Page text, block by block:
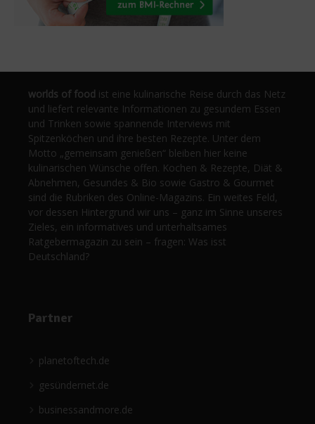
worlds of food ist eine kulinarische Reise durch das Netz
und liefert relevante Informationen zu gesundem Essen
und Trinken sowie spannende Interviews mit
Spitzenköchen und ihre besten Rezepte. Unter dem
Motto „gemeinsam genießen“ bleiben hier keine
kulinarischen Wünsche offen. Kochen & Rezepte, Diät &
Abnehmen, Gesundes & Bio sowie Gastro & Gourmet
sind die Rubriken des Online-Magazins. Ein weites Feld,
vor dessen Hintergrund wir uns – ganz im Sinne unseres
Zieles, ein informatives und unterhaltsames
Ratgebermagazin zu sein – fragen: Was isst
Deutschland?
Partner
planetoftech.de
gesündernet.de
businessandmore.de